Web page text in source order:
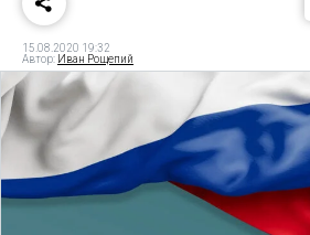
15.08.2020 19:32
Автор: Иван Рощепий